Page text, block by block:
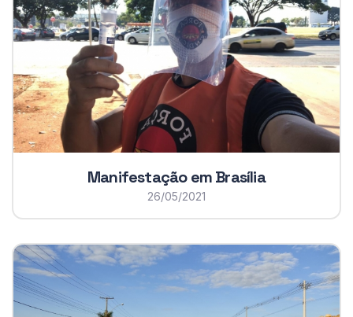
Manifestação em Brasília
26/05/2021